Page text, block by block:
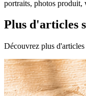
Plus d'articles
Découvrez plus